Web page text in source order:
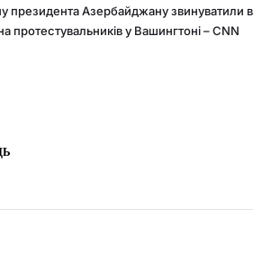
президента Азербайджану звинуватили в
протестувальників у Вашингтоні – CNN